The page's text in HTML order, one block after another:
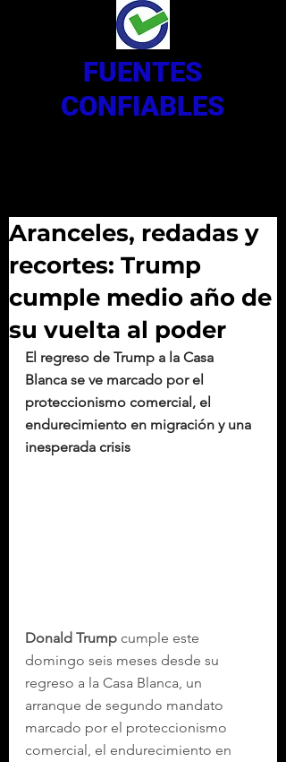
FUENTES
CONFIABLES
Aranceles, redadas y
recortes: Trump
cumple medio año de
su vuelta al poder
El regreso de Trump a la Casa
Blanca se ve marcado por el
proteccionismo comercial, el
endurecimiento en migración y una
inesperada crisis
Donald Trump cumple este
domingo seis meses desde su
regreso a la Casa Blanca, un
arranque de segundo mandato
marcado por el proteccionismo
comercial, el endurecimiento en